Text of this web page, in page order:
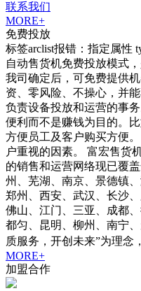
联系我们
MORE+
免费投放
标签arclist报错：指定属性
自动售货机免费投放模式
我司确定后，可免费提供
资、零风险、不操心，并
负责设备投放和运营的事
便利而不是赚钱为目的。
方便员工及客户购买方便
户重视的因素。 富宏售货
的销售和运营网络现已覆
州、芜湖、南京、景德镇
郑州、西安、武汉、长沙
佛山、江门、三亚、成都
都匀、昆明、柳州、南宁
质服务，开创未来”为理念
MORE+
加盟合作